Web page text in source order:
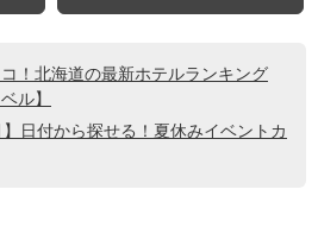
！北海道の最新ホテルランキング
ル】
】日付から探せる！夏休みイベントカ